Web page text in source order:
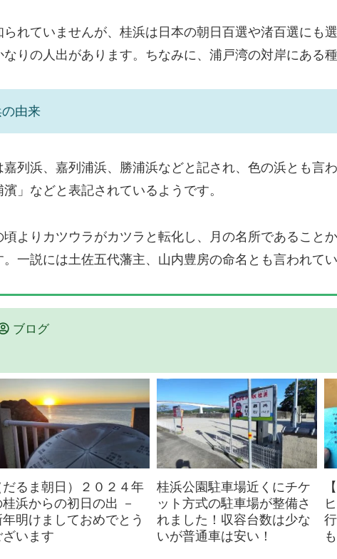
られていませんが、桂浜は日本の朝日百選や渚百選にも
なりの人出があります。ちなみに、浦戸湾の対岸にある
由来
嘉列浜、嘉列浦浜、勝浦浜などと記され、色の浜とも言
濱」などと表記されているようです。
頃よりカツウラがカツラと転化し、月の名所であること
。一説には土佐五代藩主、山内豊房の命名とも言われて
ブログ
だるま朝日）２０２４年
桂浜からの初日の出 －
年明けましておめでとう
ざいます
桂浜公園駐車場近くにチケ
ット方式の駐車場が整備さ
れました！収容台数は少な
いが普通車は安い！